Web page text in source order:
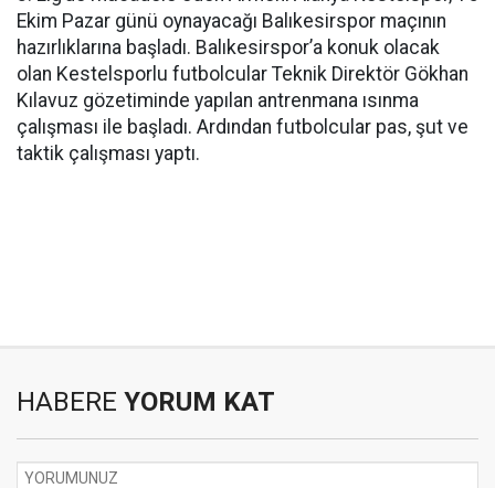
Ekim Pazar günü oynayacağı Balıkesirspor maçının
hazırlıklarına başladı. Balıkesirspor’a konuk olacak
olan Kestelsporlu futbolcular Teknik Direktör Gökhan
Kılavuz gözetiminde yapılan antrenmana ısınma
çalışması ile başladı. Ardından futbolcular pas, şut ve
taktik çalışması yaptı.
HABERE YORUM KAT